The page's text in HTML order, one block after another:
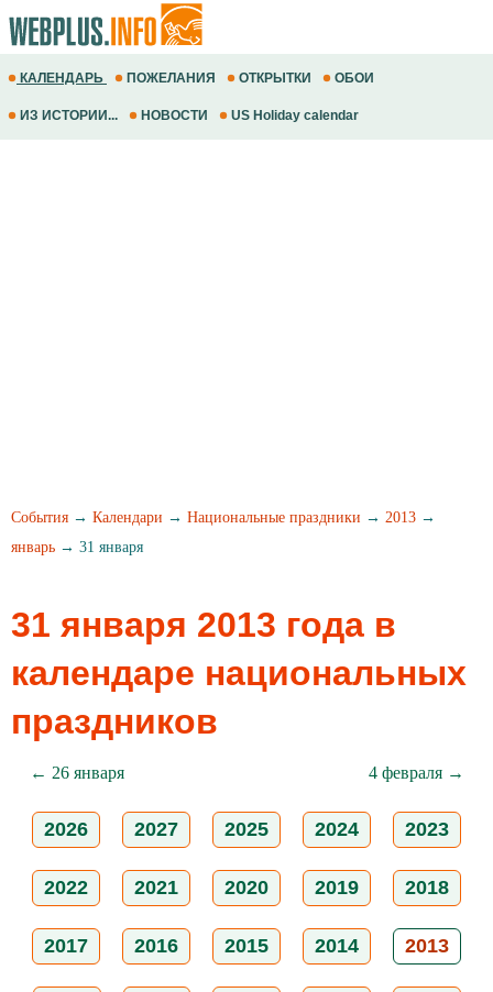
КАЛЕНДАРЬ ПОЖЕЛАНИЯ ОТКРЫТКИ ОБОИ
ИЗ ИСТОРИИ... НОВОСТИ US Holiday calendar
События → Календари → Национальные праздники → 2013 →
январь → 31 января
31 января 2013 года в
календаре национальных
праздников
← 26 января 4 февраля →
2026 2027 2025 2024 2023
2022 2021 2020 2019 2018
2017 2016 2015 2014 2013